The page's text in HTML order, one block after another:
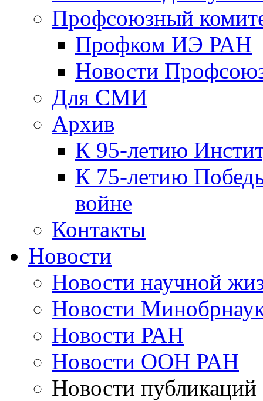
Профсоюзный
Профком ИЭ РАН
Новости
Для СМИ
Архив
К 95-летию
К 75-летию
войне
Контакты
Новости
Новости научной
Новости
Новости РАН
Новости ООН РАН
Новости публикаций